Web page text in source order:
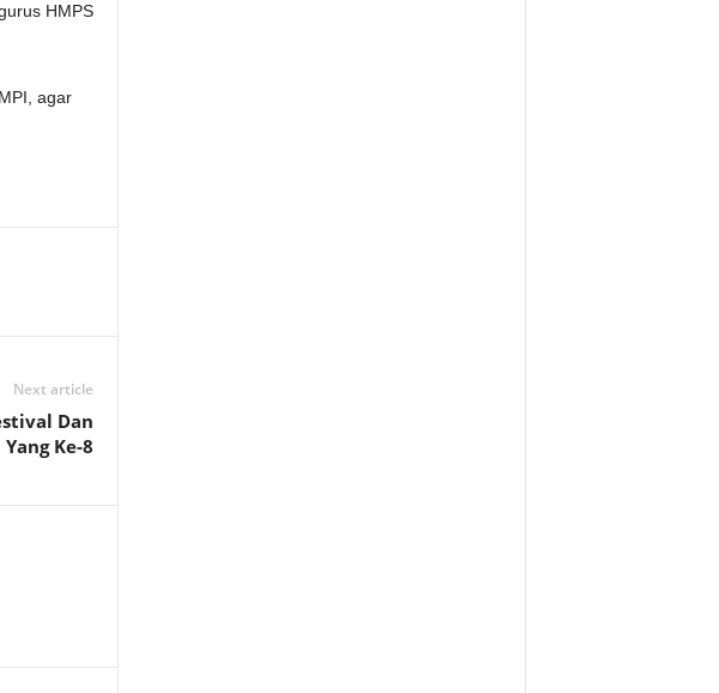
HMPS
agar
Next article
Dan
Ke-8